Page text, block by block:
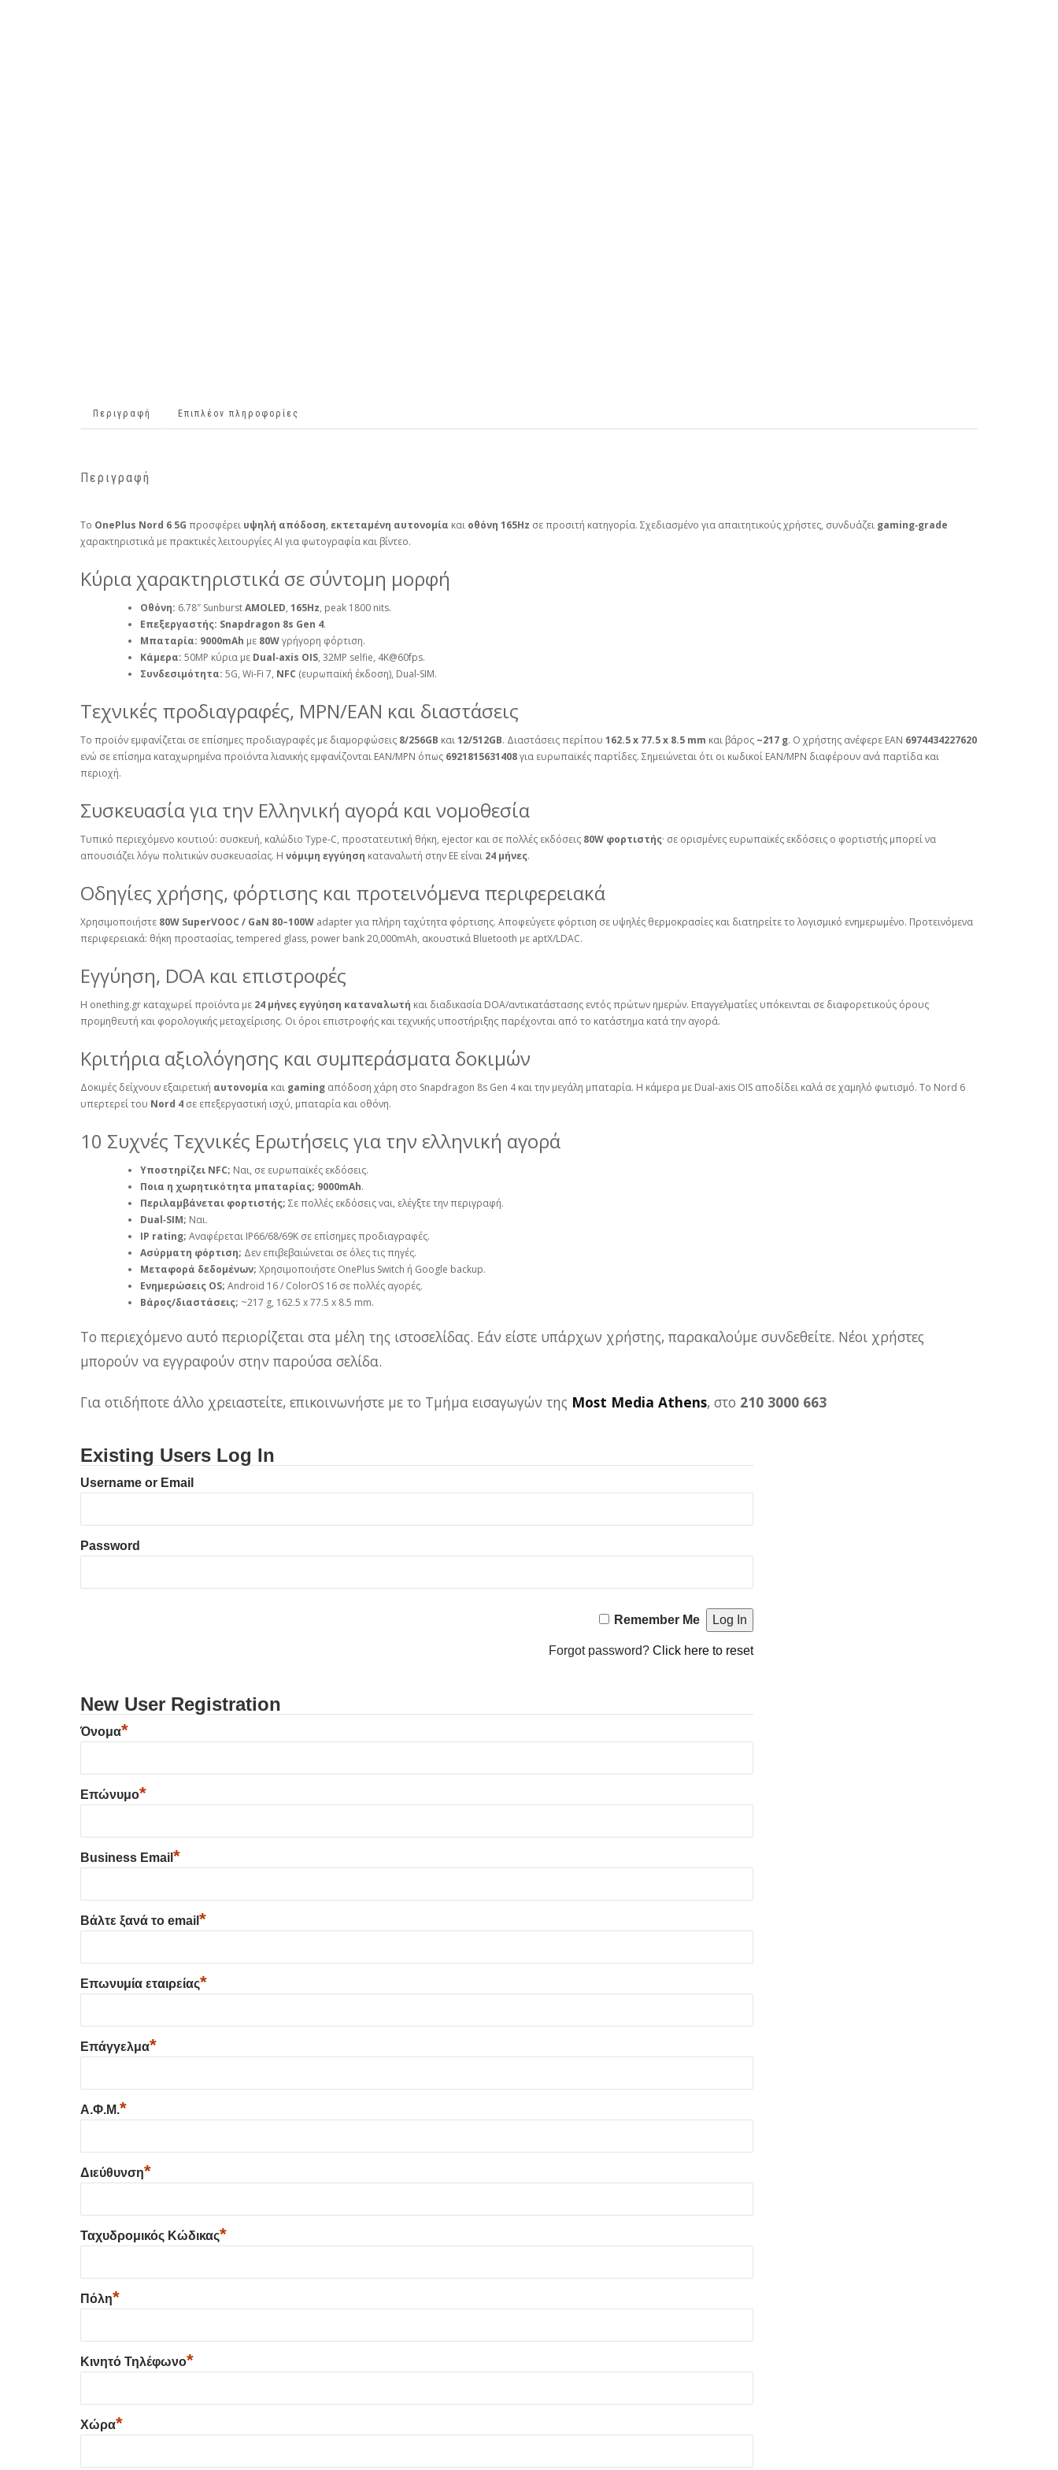
Περιγραφή Επιπλέον πληροφορίες
Περιγραφή
Το OnePlus Nord 6 5G προσφέρει υψηλή απόδοση, εκτεταμένη αυτονομία και οθόνη 165Hz σε προσιτή κατηγορία. Σχεδιασμένο για απαιτητικούς χρήστες, συνδυάζει gaming‑grade
χαρακτηριστικά με πρακτικές λειτουργίες AI για φωτογραφία και βίντεο.
Κύρια χαρακτηριστικά σε σύντομη μορφή
Οθόνη: 6.78″ SunburstAMOLED, 165Hz, peak 1800 nits.
Επεξεργαστής: Snapdragon 8s Gen 4.
Μπαταρία: 9000mAh με 80Wγρήγορη φόρτιση.
Κάμερα: 50MP κύρια με Dual‑axis OIS, 32MP selfie, 4K@60fps.
Συνδεσιμότητα: 5G, Wi‑Fi 7, NFC (ευρωπαϊκή έκδοση), Dual‑SIM.
Τεχνικές προδιαγραφές, MPN/EAN και διαστάσεις
Το προϊόν εμφανίζεται σε επίσημες προδιαγραφές με διαμορφώσεις 8/256GB και12/512GB. Διαστάσεις περίπου 162.5 x 77.5 x 8.5 mm και βάρος ~217 g. Ο χρήστης ανέφερε EAN 6974434227620
ενώ σε επίσημα καταχωρημένα προϊόντα λιανικής εμφανίζονται EAN/MPN όπως 6921815631408για ευρωπαϊκές παρτίδες. Σημειώνεται ότι οι κωδικοί EAN/MPN διαφέρουν ανά παρτίδα και
περιοχή.
Συσκευασία για την Ελληνική αγορά και νομοθεσία
Τυπικό περιεχόμενο κουτιού: συσκευή, καλώδιο Type‑C, προστατευτική θήκη, ejector και σε πολλές εκδόσεις 80W φορτιστής· σε ορισμένες ευρωπαϊκές εκδόσεις ο φορτιστής μπορεί να
απουσιάζει λόγω πολιτικών συσκευασίας. Η νόμιμη εγγύηση καταναλωτή στην ΕΕ είναι 24 μήνες.
Οδηγίες χρήσης, φόρτισης και προτεινόμενα περιφερειακά
Χρησιμοποιήστε 80W SuperVOOC / GaN 80–100W adapter για πλήρη ταχύτητα φόρτισης. Αποφεύγετε φόρτιση σε υψηλές θερμοκρασίες και διατηρείτε το λογισμικό ενημερωμένο. Προτεινόμενα
περιφερειακά: θήκη προστασίας, tempered glass, power bank 20,000mAh, ακουστικά Bluetooth με aptX/LDAC.
Εγγύηση, DOA και επιστροφές
Η onething.gr καταχωρεί προϊόντα με 24 μήνες εγγύηση καταναλωτή και διαδικασία DOA/αντικατάστασης εντός πρώτων ημερών. Επαγγελματίες υπόκεινται σε διαφορετικούς όρους
προμηθευτή και φορολογικής μεταχείρισης. Οι όροι επιστροφής και τεχνικής υποστήριξης παρέχονται από το κατάστημα κατά την αγορά.
Κριτήρια αξιολόγησης και συμπεράσματα δοκιμών
Δοκιμές δείχνουν εξαιρετική αυτονομία και gaming απόδοση χάρη στο Snapdragon 8s Gen 4 και την μεγάλη μπαταρία. Η κάμερα με Dual‑axis OIS αποδίδει καλά σε χαμηλό φωτισμό. Το Nord 6
υπερτερεί του Nord 4 σε επεξεργαστική ισχύ, μπαταρία και οθόνη.
10 Συχνές Τεχνικές Ερωτήσεις για την ελληνική αγορά
Υποστηρίζει NFC; Ναι, σε ευρωπαϊκές εκδόσεις.
Ποια η χωρητικότητα μπαταρίας; 9000mAh.
Περιλαμβάνεται φορτιστής; Σε πολλές εκδόσεις ναι, ελέγξτε την περιγραφή.
Dual‑SIM; Ναι.
IP rating; Αναφέρεται IP66/68/69K σε επίσημες προδιαγραφές.
Ασύρματη φόρτιση; Δεν επιβεβαιώνεται σε όλες τις πηγές.
Μεταφορά δεδομένων; Χρησιμοποιήστε OnePlus Switch ή Google backup.
Ενημερώσεις OS; Android 16 / ColorOS 16 σε πολλές αγορές.
Βάρος/διαστάσεις; ~217 g, 162.5 x 77.5 x 8.5 mm.
Το περιεχόμενο αυτό περιορίζεται στα μέλη της ιστοσελίδας. Εάν είστε υπάρχων χρήστης, παρακαλούμε συνδεθείτε. Νέοι χρήστες
μπορούν να εγγραφούν στην παρούσα σελίδα.
Για οτιδήποτε άλλο χρειαστείτε, επικοινωνήστε με το Τμήμα εισαγωγών της Most Media Athens, στο 210 3000 663
Existing Users Log In
Username or Email
Password
Remember Me
Forgot password? Click here to reset
New User Registration
Όνομα*
Επώνυμο*
Business Email *
Βάλτε ξανά το email *
Επωνυμία εταιρείας*
Επάγγελμα*
Α.Φ.Μ.*
Διεύθυνση*
Ταχυδρομικός Κώδικας*
Πόλη*
Κινητό Τηλέφωνο*
Χώρα*